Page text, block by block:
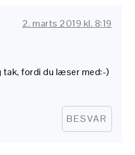
2. marts 2019 kl. 8:19
tak, fordi du læser med:-)
BESVAR